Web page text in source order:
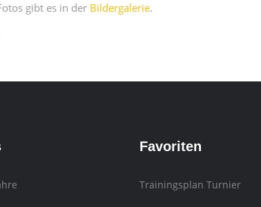
gibt es in der Bildergalerie.
Favoriten
Trainingsplan Turnier